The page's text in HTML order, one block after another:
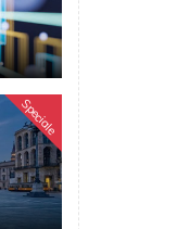
Speciale